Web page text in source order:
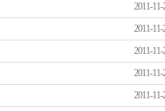
2011-11-
2011-11-
2011-11-
2011-11-
2011-11-